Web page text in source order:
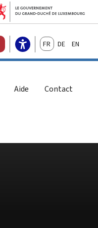
FrançaisDeutschEnglish
Aide Contact